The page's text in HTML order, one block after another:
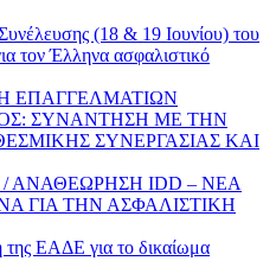
(18 & 19 Ιουνίου) του
τον Έλληνα ασφαλιστικό
ΕΠΑΓΓΕΛΜΑΤΙΩΝ
ΣΥΝΑΝΤΗΣΗ ΜΕ ΤΗΝ
ΣΥΝΕΡΓΑΣΙΑΣ ΚΑΙ
ΑΝΑΘΕΩΡΗΣΗ IDD – ΝΕΑ
ΓΙΑ ΤΗΝ ΑΣΦΑΛΙΣΤΙΚΗ
ΕΑΔΕ για το δικαίωμα